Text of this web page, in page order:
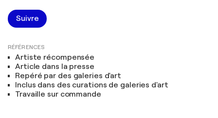
Suivre
RÉFÉRENCES
Artiste récompensée
Article dans la presse
Repéré par des galeries d'art
Inclus dans des curations de galeries d'art
Travaille sur commande